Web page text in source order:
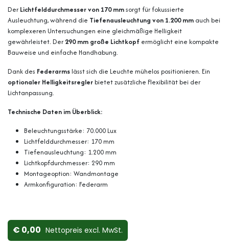
Der Lichtfelddurchmesser von 170 mmsorgt für fokussierte
Ausleuchtung, während die Tiefenausleuchtung von 1.200 mm auch bei
komplexeren Untersuchungen eine gleichmäßige Helligkeit
gewährleistet. Der 290 mm große Lichtkopf ermöglicht eine kompakte
Bauweise und einfache Handhabung.
Dank des Federarmslässt sich die Leuchte mühelos positionieren. Ein
optionaler Helligkeitsreglerbietet zusätzliche Flexibilität bei der
Lichtanpassung.
Technische Daten im Überblick:
Beleuchtungsstärke: 70.000 Lux
Lichtfelddurchmesser: 170 mm
Tiefenausleuchtung: 1.200 mm
Lichtkopfdurchmesser: 290 mm
Montageoption: Wandmontage
Armkonfiguration: Federarm
0,00 Nettopreis ex​cl. MwSt.